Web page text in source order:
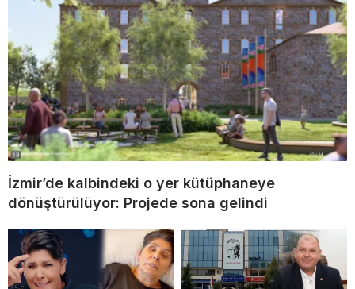
İzmir’de kalbindeki o yer kütüphaneye
dönüştürülüyor: Projede sona gelindi